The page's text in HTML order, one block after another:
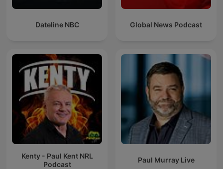
Dateline NBC Global News Podcast
Kenty - Paul Kent NRL
Podcast
Paul Murray Live